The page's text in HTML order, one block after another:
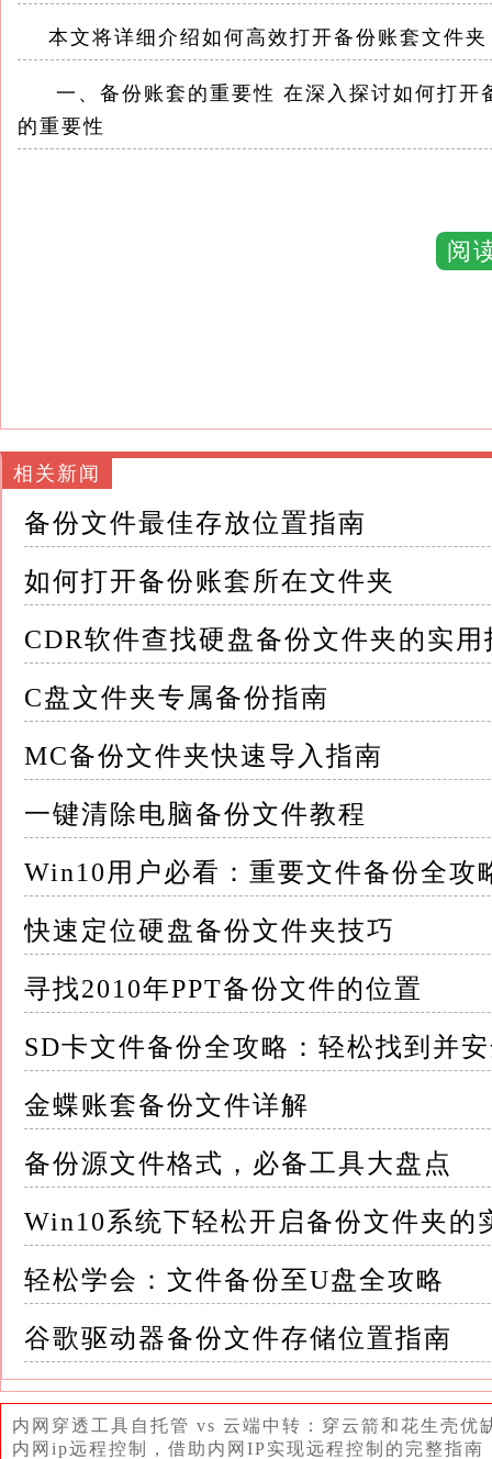
本文将详细介绍如何高效打开备份账套文件夹
一、备份账套的重要性 在深入探讨如何打开
的重要性
这些数据可能包括财务报表、交易记录、客户
2.业务连续性：在数据丢失或系统故障时，能
3.合规性：满足法律法规对数据保存和管理
4.历史数据查询：提供历史数据查询功能，
二、备份账套的类型与存储方式 备份账套根
了解这些类型有助于我们更好地管理备份账套
1.本地备份：将备份数据存储在本地服务器
这种方式便于快速访问，但存在物理损坏或丢
2.网络备份：将备份数据通过网络传输到远程
这种方式提高了数据的安全性，但访问速度可
3.增量备份与全量备份：增量备份只备份自上
有数据
增量备份可以节省存储空间，但在恢复时需要
间较大
三、如何打开备份账套文件夹 接下来，我们
由于备份账套的存储方式和操作系统可能有所
本地备份账套文件夹的打开方法 1.定位备份
这通常是在服务器的某个文件夹中，或者在本
可以通过文件资源管理器或命令行工具（如
2.检查文件权限：确保具有访问备份文件夹
阅
相关新闻
备份文件最佳存放位置指南
如何打开备份账套所在文件夹
CDR软件查找硬盘备份文件夹的实用
C盘文件夹专属备份指南
MC备份文件夹快速导入指南
一键清除电脑备份文件教程
Win10用户必看：重要文件备份全攻
快速定位硬盘备份文件夹技巧
寻找2010年PPT备份文件的位置
SD卡文件备份全攻略：轻松找到并
金蝶账套备份文件详解
备份源文件格式，必备工具大盘点
Win10系统下轻松开启备份文件夹的
轻松学会：文件备份至U盘全攻略
谷歌驱动器备份文件存储位置指南
内网穿透工具自托管 vs 云端中转：穿云箭和花生壳优
内网ip远程控制，借助内网IP实现远程控制的完整指南